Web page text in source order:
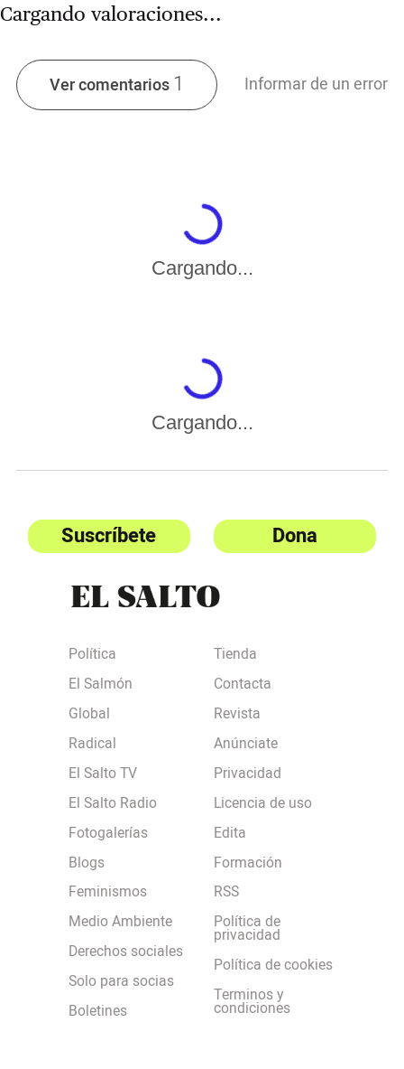
Cargando valoraciones...
Ver comentarios 1 Informar de un error
Cargando...
Cargando...
Suscríbete Dona
Política
El Salmón
Global
Radical
El Salto TV
El Salto Radio
Fotogalerías
Blogs
Feminismos
Medio Ambiente
Derechos sociales
Solo para socias
Boletines
Tienda
Contacta
Revista
Anúnciate
Privacidad
Licencia de uso
Edita
Formación
RSS
Política de
privacidad
Política de cookies
Terminos y
condiciones